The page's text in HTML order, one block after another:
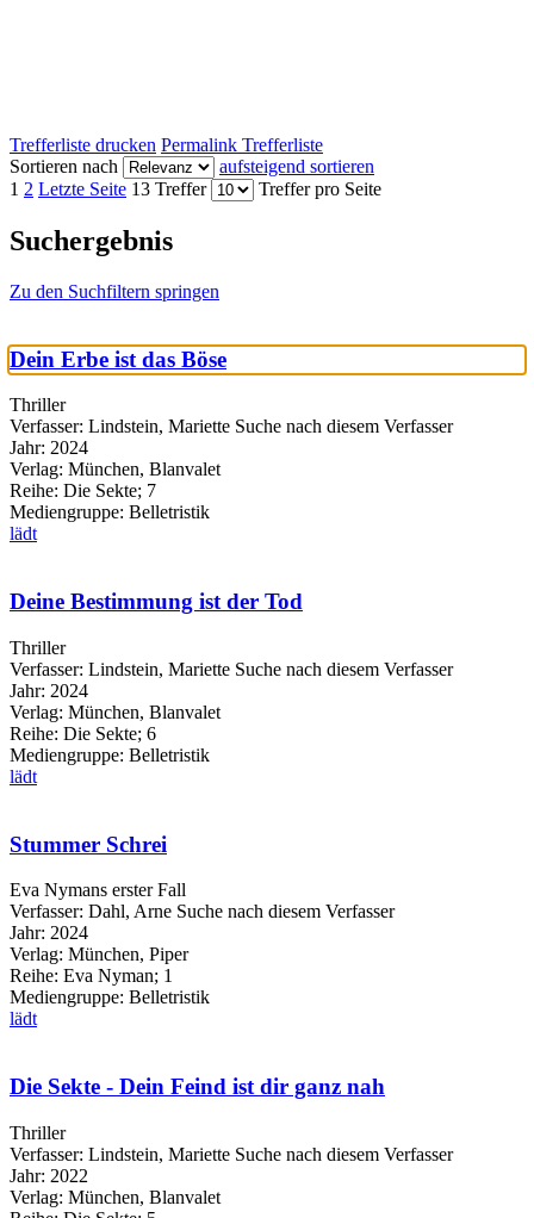
Trefferliste drucken Permalink Trefferliste
Sortieren nach
aufsteigend sortieren
1 2 Letzte Seite 13 Treffer Treffer pro Seite
Suchergebnis
Zu den Suchfiltern springen
Dein Erbe ist das Böse
Thriller
Verfasser: Lindstein, Mariette Suche nach diesem Verfasser
Jahr: 2024
Verlag: München, Blanvalet
Reihe: Die Sekte; 7
Mediengruppe: Belletristik
lädt
Deine Bestimmung ist der Tod
Thriller
Verfasser: Lindstein, Mariette Suche nach diesem Verfasser
Jahr: 2024
Verlag: München, Blanvalet
Reihe: Die Sekte; 6
Mediengruppe: Belletristik
lädt
Stummer Schrei
Eva Nymans erster Fall
Verfasser: Dahl, Arne Suche nach diesem Verfasser
Jahr: 2024
Verlag: München, Piper
Reihe: Eva Nyman; 1
Mediengruppe: Belletristik
lädt
Die Sekte - Dein Feind ist dir ganz nah
Thriller
Verfasser: Lindstein, Mariette Suche nach diesem Verfasser
Jahr: 2022
Verlag: München, Blanvalet